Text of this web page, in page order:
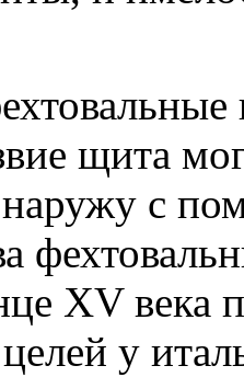
щита
наружу с
XV века
у